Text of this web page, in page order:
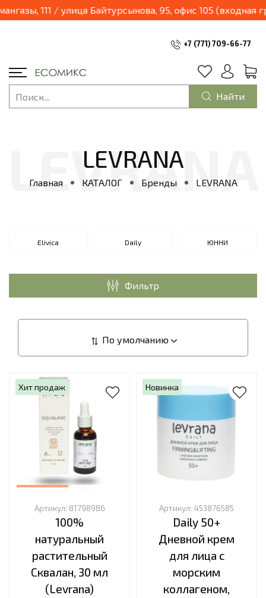
и будет находиться по адресу: г.Алматы, улица Курмангазы, 111 / улица Байтурсынова, 95, офис 105 (входная
+7 (771) 709-66-77
Найти
LEVRANA
Главная КАТАЛОГ Бренды LEVRANA
Elivica Daily ЮННИ
Хит продаж
Артикул: 81798986
100%
натуральный
растительный
Сквалан, 30 мл
(Levrana)
Новинка
Артикул: 453876585
Daily 50+
Дневной крем
для лица с
морским
коллагеном,
Фильтр